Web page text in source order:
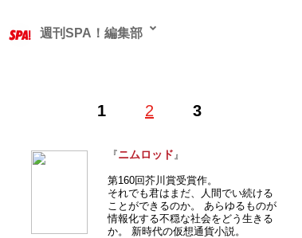
1 2 3
週刊SPA！編集部
『ニムロッド 』
第160回芥川賞受賞作。
それでも君はまだ、人間でい続ける
ことができるのか。 あらゆるものが
情報化する不穏な社会をどう生きる
か。 新時代の仮想通貨小説。